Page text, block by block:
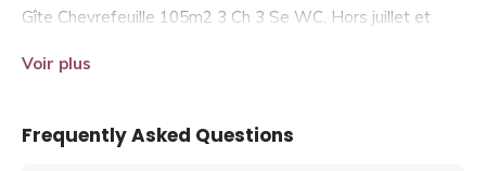
Gîte Chevrefeuille 105m2 3 Ch 3 Se WC. Hors juillet et
Voir plus
Frequently Asked Questions